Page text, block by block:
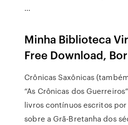
...
Minha Biblioteca
Free Download,
Crônicas Saxônicas
“As Crônicas dos
livros contínuos escritos
sobre a Grã-Bretanha dos